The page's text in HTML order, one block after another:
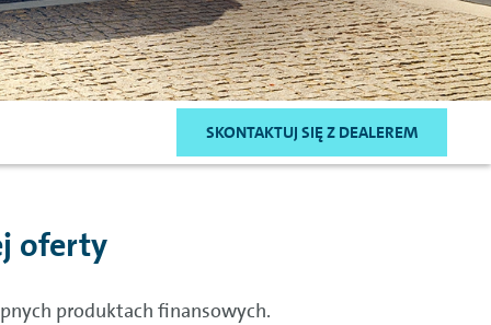
SKONTAKTUJ SIĘ Z DEALEREM
oferty
produktach finansowych.